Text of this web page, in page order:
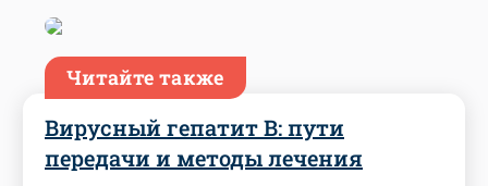
Читайте также
Вирусный гепатит В: пути
передачи и методы лечения